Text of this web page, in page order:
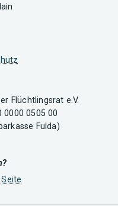
Flüchtlingsrat e.V.
0000 0505 00
Fulda)